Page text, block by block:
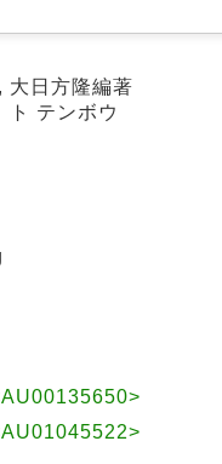
大日方隆編著
ト テンボウ